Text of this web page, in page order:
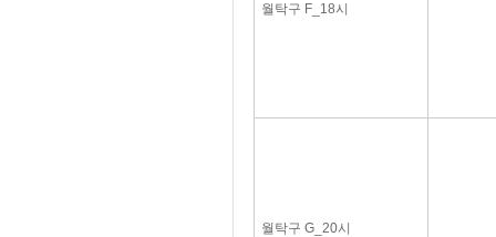
월탁구 F_18시
월탁구 G_20시